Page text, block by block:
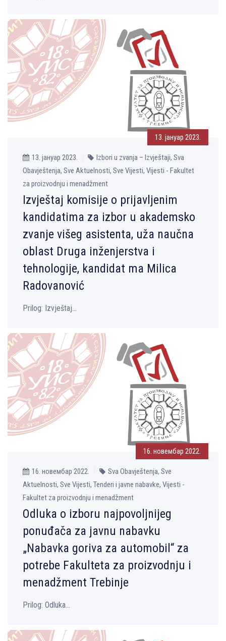
13. јануар 2023.
13. јануар 2023.
Izbori u zvanja – Izvještaji, Sva
Obavještenja, Sve Aktuelnosti, Sve Vijesti, Vijesti - Fakultet
za proizvodnju i menadžment
Izvještaj komisije o prijavljenim
kandidatima za izbor u akademsko
zvanje višeg asistenta, uža naučna
oblast Druga inženjerstva i
tehnologije, kandidat ma Milica
Radovanović
Prilog: Izvještaj...
16. новембар 2022.
16. новембар 2022.
Sva Obavještenja, Sve
Aktuelnosti, Sve Vijesti, Tenderi i javne nabavke, Vijesti -
Fakultet za proizvodnju i menadžment
Odluka o izboru najpovoljnijeg
ponuđača za javnu nabavku
„Nabavka goriva za automobil“ za
potrebe Fakulteta za proizvodnju i
menadžment Trebinje
Prilog: Odluka...